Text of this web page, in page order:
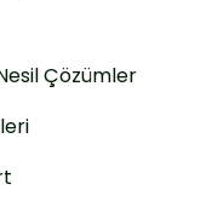
Çözümler